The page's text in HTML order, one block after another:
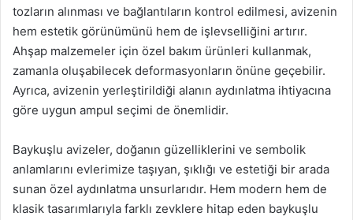
tozların alınması ve bağlantıların kontrol edilmesi, avizenin
hem estetik görünümünü hem de işlevselliğini artırır.
Ahşap malzemeler için özel bakım ürünleri kullanmak,
zamanla oluşabilecek deformasyonların önüne geçebilir.
Ayrıca, avizenin yerleştirildiği alanın aydınlatma ihtiyacına
göre uygun ampul seçimi de önemlidir.
Baykuşlu avizeler, doğanın güzelliklerini ve sembolik
anlamlarını evlerimize taşıyan, şıklığı ve estetiği bir arada
sunan özel aydınlatma unsurlarıdır. Hem modern hem de
klasik tasarımlarıyla farklı zevklere hitap eden baykuşlu